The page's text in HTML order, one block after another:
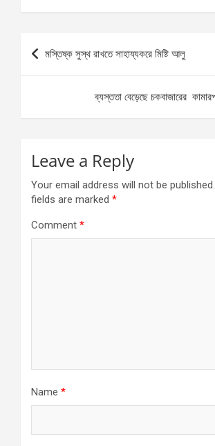
Post
navigation
মস্তিষ্ক সুস্থ রাখতে সাহায্যকরে মিষ্টি আলু
ব্যস্ততা বেড়েছে চকবাজারের
Leave a Reply
Your email address will not be published.
fields are marked *
Comment *
Name *